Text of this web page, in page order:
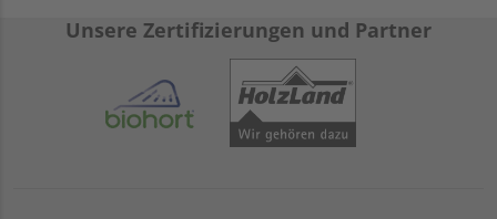
Unsere Zertifizierungen und Partner